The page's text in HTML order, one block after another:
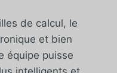
de calcul, le
et bien
équipe puisse